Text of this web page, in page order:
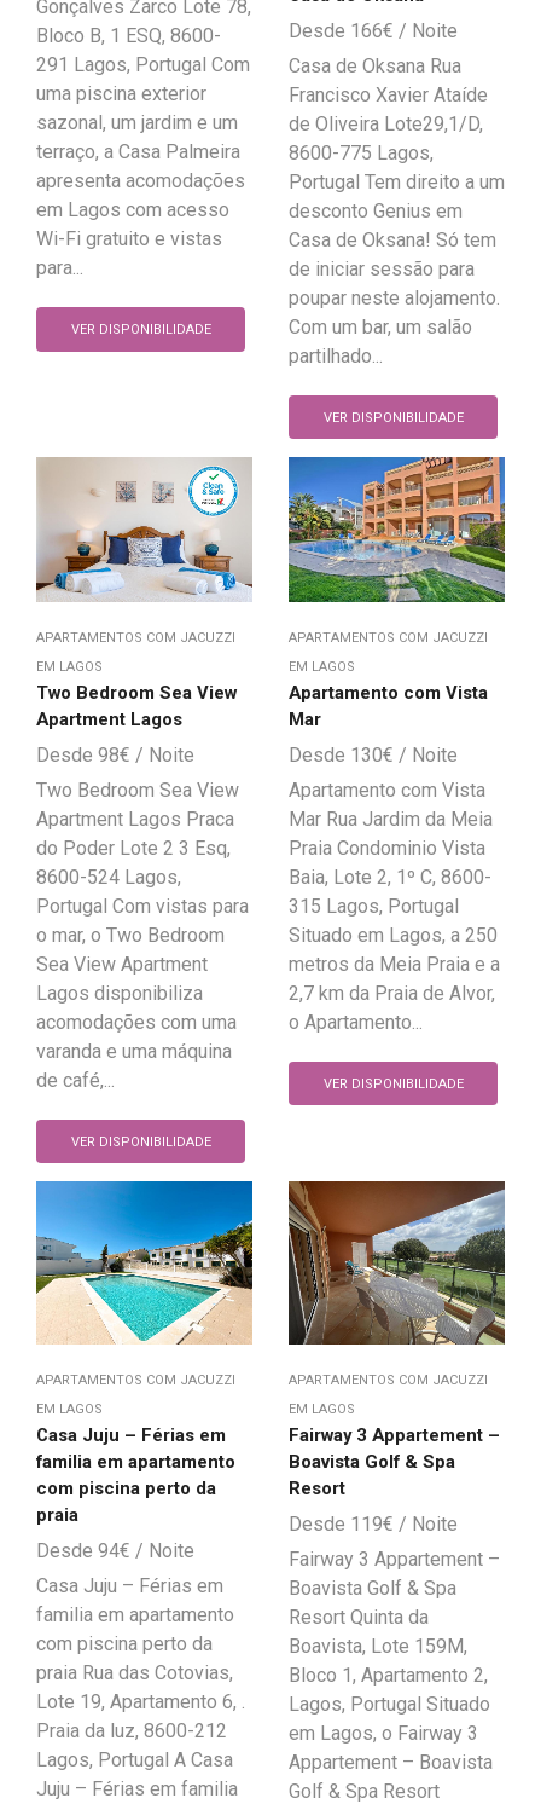
Gonçalves Zarco Lote 78,
Bloco B, 1 ESQ, 8600-
291 Lagos, Portugal Com
uma piscina exterior
sazonal, um jardim e um
terraço, a Casa Palmeira
apresenta acomodações
em Lagos com acesso
Wi-Fi gratuito e vistas
para...
VER DISPONIBILIDADE
166€
Casa de Oksana Rua
Francisco Xavier Ataíde
de Oliveira Lote29,1/D,
8600-775 Lagos,
Portugal Tem direito a um
desconto Genius em
Casa de Oksana! Só tem
de iniciar sessão para
poupar neste alojamento.
Com um bar, um salão
partilhado...
VER DISPONIBILIDADE
APARTAMENTOS COM JACUZZI
EM LAGOS
Two Bedroom Sea View
Apartment Lagos
98€
Two Bedroom Sea View
Apartment Lagos Praca
do Poder Lote 2 3 Esq,
8600-524 Lagos,
Portugal Com vistas para
o mar, o Two Bedroom
Sea View Apartment
Lagos disponibiliza
acomodações com uma
varanda e uma máquina
de café,...
VER DISPONIBILIDADE
APARTAMENTOS COM JACUZZI
EM LAGOS
Apartamento com Vista
Mar
130€
Apartamento com Vista
Mar Rua Jardim da Meia
Praia Condominio Vista
Baia, Lote 2, 1º C, 8600-
315 Lagos, Portugal
Situado em Lagos, a 250
metros da Meia Praia e a
2,7 km da Praia de Alvor,
o Apartamento...
VER DISPONIBILIDADE
APARTAMENTOS COM JACUZZI
EM LAGOS
Casa Juju – Férias em
familia em apartamento
com piscina perto da
praia
94€
Casa Juju – Férias em
familia em apartamento
com piscina perto da
praia Rua das Cotovias,
Lote 19, Apartamento 6, .
Praia da luz, 8600-212
Lagos, Portugal A Casa
Juju – Férias em familia
APARTAMENTOS COM JACUZZI
EM LAGOS
Fairway 3 Appartement –
Boavista Golf & Spa
Resort
119€
Fairway 3 Appartement –
Boavista Golf & Spa
Resort Quinta da
Boavista, Lote 159M,
Bloco 1, Apartamento 2,
Lagos, Portugal Situado
em Lagos, o Fairway 3
Appartement – Boavista
Golf & Spa Resort